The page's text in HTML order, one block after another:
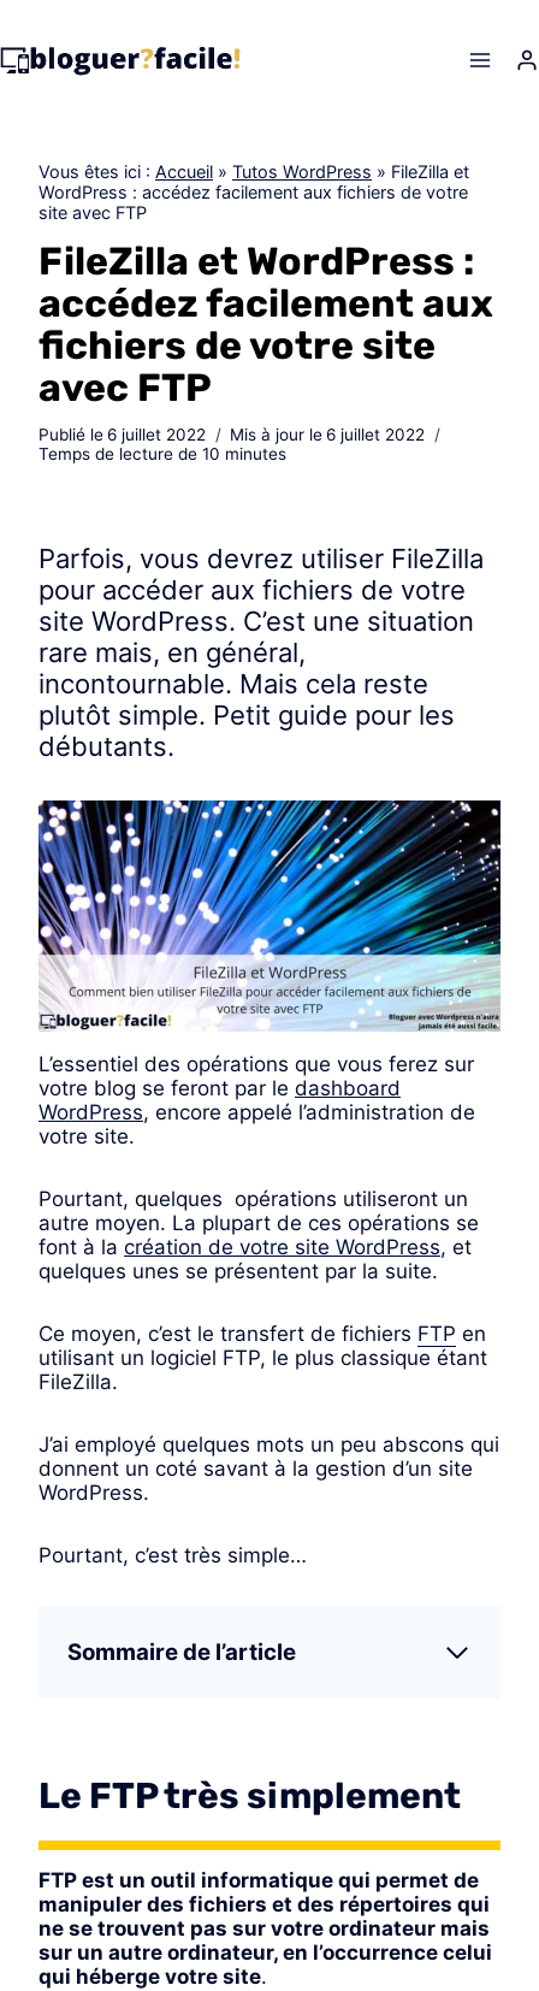
content
Vous êtes ici : Accueil » Tutos WordPress » FileZilla et
WordPress : accédez facilement aux fichiers de votre
site avec FTP
FileZilla et WordPress :
accédez facilement aux
fichiers de votre site
avec FTP
Publié le6 juillet 2022 Mis à jour le 6 juillet 2022
Temps de lecture de 10 minutes
Parfois, vous devrez utiliser FileZilla
pour accéder aux fichiers de votre
site WordPress. C’est une situation
rare mais, en général,
incontournable. Mais cela reste
plutôt simple. Petit guide pour les
débutants.
L’essentiel des opérations que vous ferez sur
votre blog se feront par le dashboard
WordPress, encore appelé l’administration de
votre site.
Pourtant, quelques opérations utiliseront un
autre moyen. La plupart de ces opérations se
font à la création de votre site WordPress, et
quelques unes se présentent par la suite.
Ce moyen, c’est le transfert de fichiers FTP en
utilisant un logiciel FTP, le plus classique étant
FileZilla.
J’ai employé quelques mots un peu abscons qui
donnent un coté savant à la gestion d’un site
WordPress.
Pourtant, c’est très simple…
Sommaire de l’article
Le FTP très simplement
FTP est un outil informatique qui permet de
manipuler des fichiers et des répertoires qui
ne se trouvent pas sur votre ordinateur mais
sur un autre ordinateur, en l’occurrence celui
qui héberge votre site.